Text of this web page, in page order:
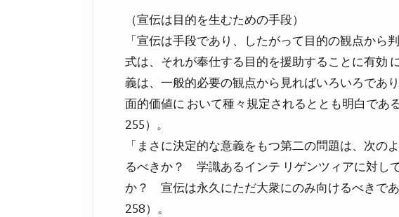
（宣伝は目的を生むための手段）
「宣伝は手段であり、したがって目的の観点から
式は、それが奉仕する目的を援助することに有効
義は、一般的必要の観点から見ればいろいろであ
面的価値に おいて種々規定されるととも明白であ
255）。
「まさに決定的な意義をもつ第二の問題は、次の
るべきか？ 学識あるインテ リゲンツィアに対し
か？ 宣伝は永久にただ大衆にのみ向けるべきで
258）。